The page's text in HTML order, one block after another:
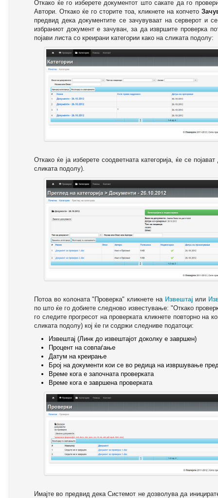
Откако ќе го изберете документот што сакате да го
Автори. Откако ќе го сторите тоа, кликнете на копчето
предвид дека документите се зачувуваат на серверот и
избраниот документ е зачуван, за да извршите проверка
појави листа со креирани категории како на сликата подолу:
Откако ќе ја изберете соодветната категорија, ќе се
сликата подолу).
Потоа во колоната "Проверка" кликнете на Извештај или
по што ќе го добиете следново известување: "Oткако
го следите прогресот на проверката кликнете повторно на
сликата подолу) кој ќе ги содржи следниве податоци:
Извештај (Линк до извештајот доколку е завршен)
Процент на совпаѓање
Датум на креирање
Број на документи кои се во редица на извршување
Време кога е започната проверката
Време кога е завршена проверката
Имајте во предвид дека Системот не дозволува да